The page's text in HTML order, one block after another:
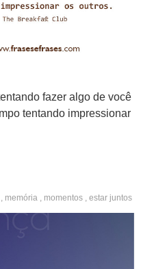
fazer algo de você
tentando impressionar
memória momentos
estar juntos